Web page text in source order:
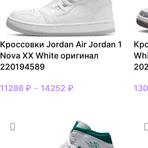
Кроссовки Jordan Air Jordan 1
Nova XX White оригинал
220194589
11288 ₽ – 14252 ₽